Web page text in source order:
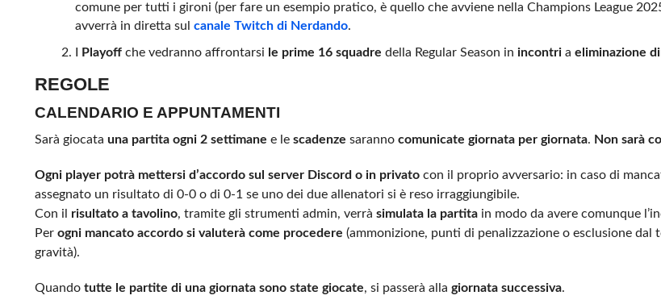
comune per tutti i gironi (per fare un esempio pratico, è quello che avviene nella Champions League
avverrà in diretta sul canale Twitch di Nerdando.
Playoffche vedranno affrontarsi le prime 16 squadre della Regular Season in incontria eliminazione
REGOLE
CALENDARIO E APPUNTAMENTI
Sarà giocata una partita ogni 2 settimane e le scadenze saranno comunicate giornata per giornata. Non sarà
Ogni player potrà mettersi d’accordo sul server Discord o in privatocon il proprio avversario: in caso di
assegnato un risultato di 0-0 o di 0-1 se uno dei due allenatori si è reso irraggiungibile.
Con il risultato a tavolino, tramite gli strumenti admin, verrà simulata la partitain modo da avere comunque
Per ogni mancato accordo si valuterà come procedere (ammonizione, punti di penalizzazione o esclusione dal
gravità).
Quando tutte le partite di una giornata sono state giocate, si passerà alla giornata successiva.